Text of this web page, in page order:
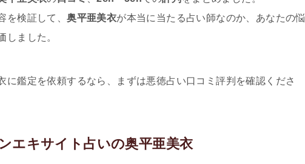
を検証して、奥平亜美衣が本当に当たる占い師なのか、あなたの悩
しました。
に鑑定を依頼するなら、まずは悪徳占い口コミ評判を確認くださ
エキサイト占いの奥平亜美衣